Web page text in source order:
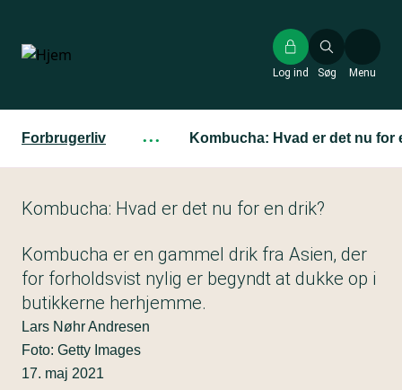
hovedindhold
Søg
Log ind Menu
Forbrugerliv ··· Kombucha: Hvad er det nu for
Kombucha: Hvad er det nu for en drik?
Kombucha er en gammel drik fra Asien, der
for forholdsvist nylig er begyndt at dukke op i
butikkerne herhjemme.
Lars Nøhr Andresen
Foto: Getty Images
17. maj 2021